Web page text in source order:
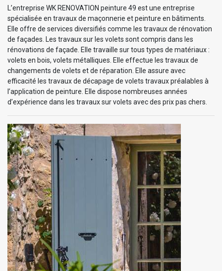
L’entreprise WK RENOVATION peinture 49 est une entreprise
spécialisée en travaux de maçonnerie et peinture en bâtiments.
Elle offre de services diversifiés comme les travaux de rénovation
de façades. Les travaux sur les volets sont compris dans les
rénovations de façade. Elle travaille sur tous types de matériaux :
volets en bois, volets métalliques. Elle effectue les travaux de
changements de volets et de réparation. Elle assure avec
efficacité les travaux de décapage de volets travaux préalables à
l’application de peinture. Elle dispose nombreuses années
d’expérience dans les travaux sur volets avec des prix pas chers.